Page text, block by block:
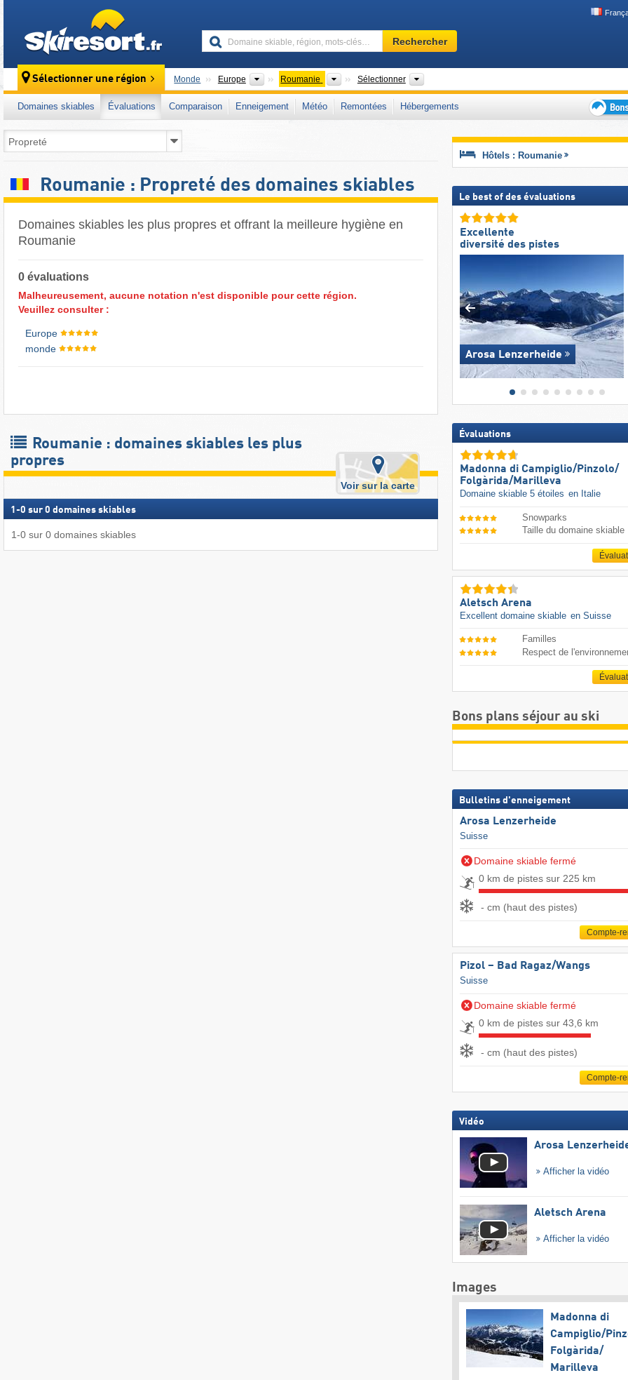
Domaine
skiable,
mots-
clés…
Rechercher
Sélectionner une région Monde Europe Continents
Roumanie PaysSélectionner
Domaines skiables Évaluations Comparaison Enneigement Météo Remontées
Hébergements
plans
Roumanie : Propreté des domaines skiables
Domaines skiables les plus propres et offrant la meilleure hygiène en
Roumanie
0 évaluations
Malheureusement, aucune notation n'est disponible pour cette région.
Veuillez consulter :
Europe
monde
Roumanie : domaines skiables les plus
propres
Voir sur la carte
1 -0 sur0 domaines skiables
1-0 sur 0 domaines skiables
Hôtels : Roumanie
Le best of des évaluations
Excellente
diversité des pistes
Arosa Lenzerheide
Évaluations
Madonna di Campiglio/​Pinzolo/​
Folgàrida/​Marilleva
Domaine skiable 5 étoiles en Italie
Snowparks
Taille du domaine skiable
Aletsch Arena
Excellent domaine skiable en Suisse
Familles
Respect de
Bons plans séjour au ski
Bulletins d'enneigement
Arosa Lenzerheide
Suisse
Domaine skiable fermé
0 km de pistes sur 225 km
- cm (haut des pistes)
Compte-
Pizol – Bad Ragaz/​Wangs
Suisse
Domaine skiable fermé
0 km de pistes sur 43,6 km
- cm (haut des pistes)
Compte-
Vidéo
Arosa
Afficher la vidéo
Aletsch Arena
Afficher la vidéo
Images
Madonna di
Campiglio/​
Folgàrida/​
Marilleva